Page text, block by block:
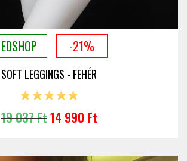
EDSHOP -21%
SOFT LEGGINGS - FEHÉR
19 037 Ft14 990 Ft